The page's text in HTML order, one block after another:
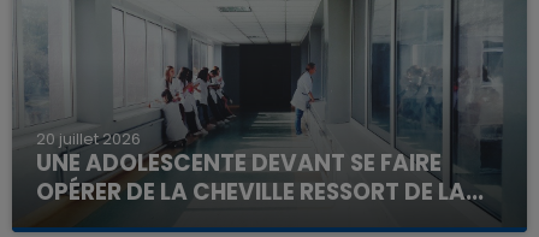
20 juillet 2026
UNE ADOLESCENTE DEVANT SE FAIRE
OPÉRER DE LA CHEVILLE RESSORT DE LA...
La famille a porté plainte contre la clinique qui a